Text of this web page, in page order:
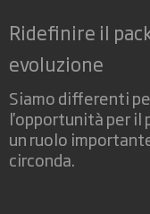
Ridefinire il
evoluzione
Siamo differenti
l'opportunità per il
un ruolo
circonda.